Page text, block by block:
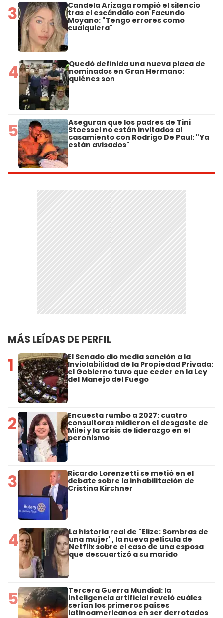
3 Candela Arizaga rompió el silencio
tras el escándalo con Facundo
Moyano: "Tengo errores como
cualquiera"
4 Quedó definida una nueva placa de
nominados en Gran Hermano:
quiénes son
5 Aseguran que los padres de Tini
Stoessel no están invitados al
casamiento con Rodrigo De Paul: "Ya
están avisados"
MÁS LEÍDAS DE PERFIL
1 El Senado dio media sanción a la
Inviolabilidad de la Propiedad Privada:
el Gobierno tuvo que ceder en la Ley
del Manejo del Fuego
2 Encuesta rumbo a 2027: cuatro
consultoras midieron el desgaste de
Milei y la crisis de liderazgo en el
peronismo
3 Ricardo Lorenzetti se metió en el
debate sobre la inhabilitación de
Cristina Kirchner
4 La historia real de "Elize: Sombras de
una mujer", la nueva película de
Netflix sobre el caso de una esposa
que descuartizó a su marido
5 Tercera Guerra Mundial: la
inteligencia artificial reveló cuáles
serían los primeros países
latinoamericanos en ser derrotados